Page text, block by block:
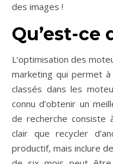
des images !
Qu’est-ce
L’optimisation des
marketing qui permet
classés dans les
connu d’obtenir un
de recherche consiste
clair que recycler
productif, mais inclure